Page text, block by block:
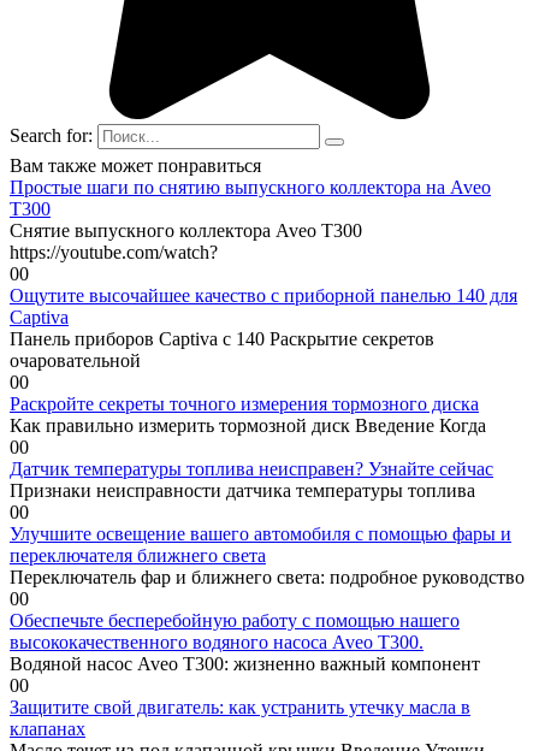
Search for:
Вам также может понравиться
Простые шаги по снятию выпускного коллектора на Aveo
T300
Снятие выпускного коллектора Aveo T300
https://youtube.com/watch?
00
Ощутите высочайшее качество с приборной панелью 140 для
Captiva
Панель приборов Captiva с 140 Раскрытие секретов
очаровательной
00
Раскройте секреты точного измерения тормозного диска
Как правильно измерить тормозной диск Введение Когда
00
Датчик температуры топлива неисправен? Узнайте сейчас
Признаки неисправности датчика температуры топлива
00
Улучшите освещение вашего автомобиля с помощью фары и
переключателя ближнего света
Переключатель фар и ближнего света: подробное руководство
00
Обеспечьте бесперебойную работу с помощью нашего
высококачественного водяного насоса Aveo T300.
Водяной насос Aveo T300: жизненно важный компонент
00
Защитите свой двигатель: как устранить утечку масла в
клапанах